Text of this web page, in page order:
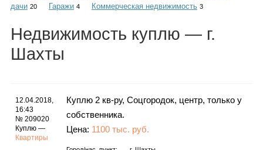
Объявления
дачи 20 Гаражи 4 Коммерческая недвижимость 3
Недвижимость куплю — г.
Шахты
12.04.2018,
16:43
№ 209020
Куплю —
Квартиры
Куплю 2 кв-ру, Соцгородок, центр, только у
собственника.
Цена: 1100 тыс. руб.